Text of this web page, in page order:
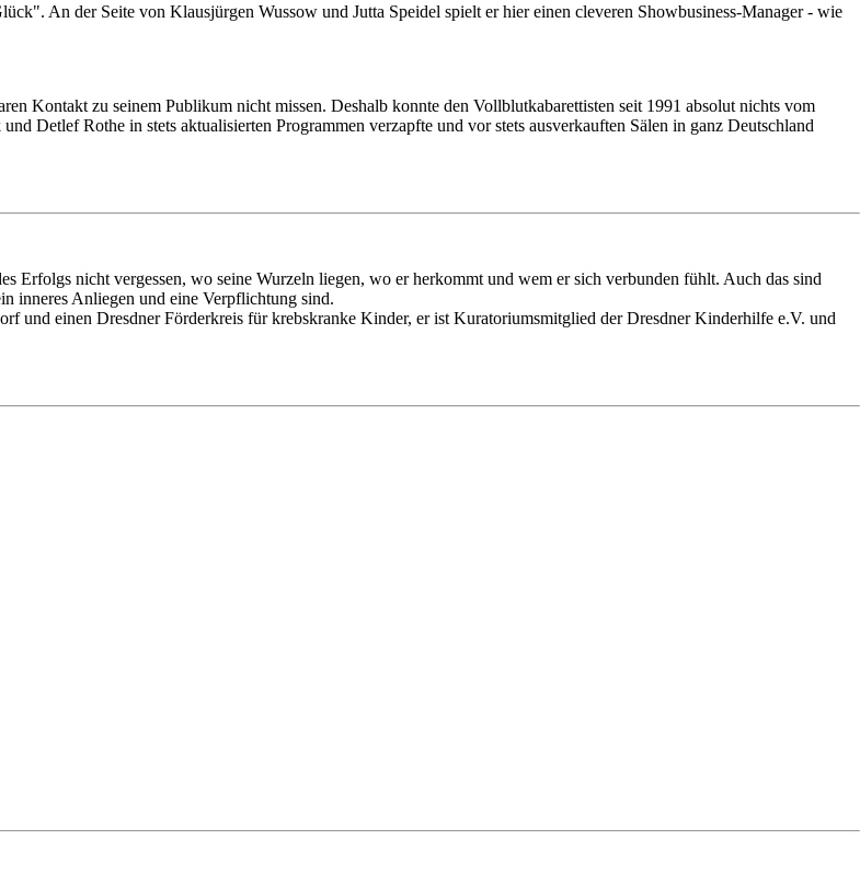
An der Seite von Klausjürgen Wussow und Jutta Speidel spielt er hier einen cleveren Showbusiness-Manager - wie
Kontakt zu seinem Publikum nicht missen. Deshalb konnte den Vollblutkabarettisten seit 1991 absolut nichts vom
Detlef Rothe in stets aktualisierten Programmen verzapfte und vor stets ausverkauften Sälen in ganz Deutschland
Erfolgs nicht vergessen, wo seine Wurzeln liegen, wo er herkommt und wem er sich verbunden fühlt. Auch das sind
inneres Anliegen und eine Verpflichtung sind.
und einen Dresdner Förderkreis für krebskranke Kinder, er ist Kuratoriumsmitglied der Dresdner Kinderhilfe e.V. und